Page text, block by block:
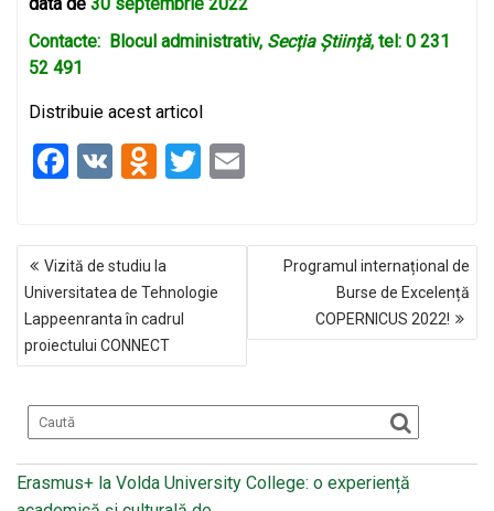
Contacte: Blocul administrativ, Secția Știință, tel: 0 231
52 491
Distribuie acest articol
F
b
o
o
k
V
O
o
kl
a
ss
ni
ki
T
NAVIGARE
ÎN
ARTICOLE
Vizită de studiu la
Universitatea de Tehnologie
Lappeenranta în cadrul
proiectului CONNECT
Programul internațional de
Burse de Excelență
COPERNICUS 2022!
Erasmus+ la Volda University College: o experiență